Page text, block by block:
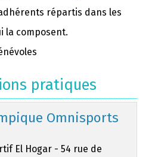
répartis dans les
la composent.
pratiques
Omnisports
El Hogar - 54 rue de